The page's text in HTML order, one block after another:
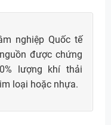
nghiệp Quốc tế
được chứng
lượng khí thải
loại hoặc nhựa.